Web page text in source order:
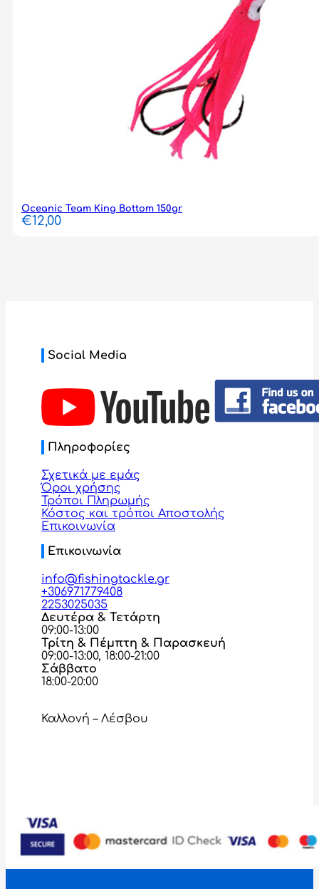
Oceanic Team King Bottom 150gr
€12,00
Social Media
Πληροφορίες
Σχετικά με εμάς
Όροι χρήσης
Τρόποι Πληρωμής
Κόστος και τρόποι Αποστολής
Επικοινωνία
Επικοινωνία
info@fishingtackle.gr
+306971779408
2253025035
Δευτέρα & Τετάρτη
09:00-13:00
Τρίτη & Πέμπτη & Παρασκευή
09:00-13:00, 18:00-21:00
Σάββατο
18:00-20:00
Καλλονή – Λέσβου